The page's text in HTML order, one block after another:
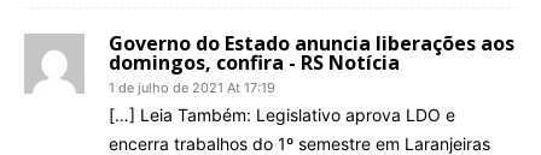
Governo do Estado anuncia liberações aos
domingos, confira - RS Notícia
1 de julho de 2021 At 17:19
[…] Leia Também: Legislativo aprova LDO e
encerra trabalhos do 1º semestre em Laranjeiras